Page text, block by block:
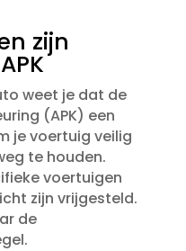
zijn
weet je dat de
(APK) een
je voertuig veilig
te houden.​
voertuigen
zijn vrijgesteld.​
de